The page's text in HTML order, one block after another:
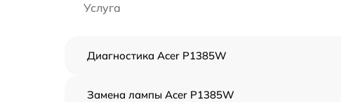
Услуга
Диагностика Acer P1385W
Замена лампы Acer P1385W